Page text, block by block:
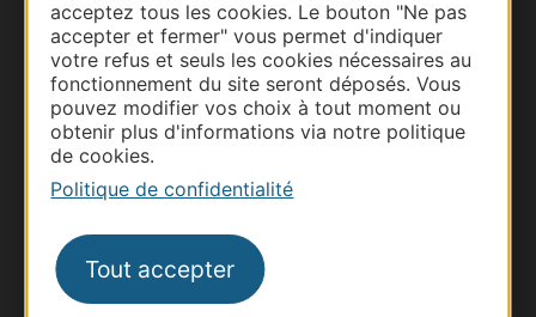
acceptez tous les cookies. Le bouton "Ne pas
accepter et fermer" vous permet d'indiquer
votre refus et seuls les cookies nécessaires au
fonctionnement du site seront déposés. Vous
pouvez modifier vos choix à tout moment ou
obtenir plus d'informations via notre politique
de cookies.
Politique de confidentialité
Tout accepter
Thermalisme
Business/Mice
Pros d'Occitanie
Site presse et d'influence
Voyagistes
Destination Sport